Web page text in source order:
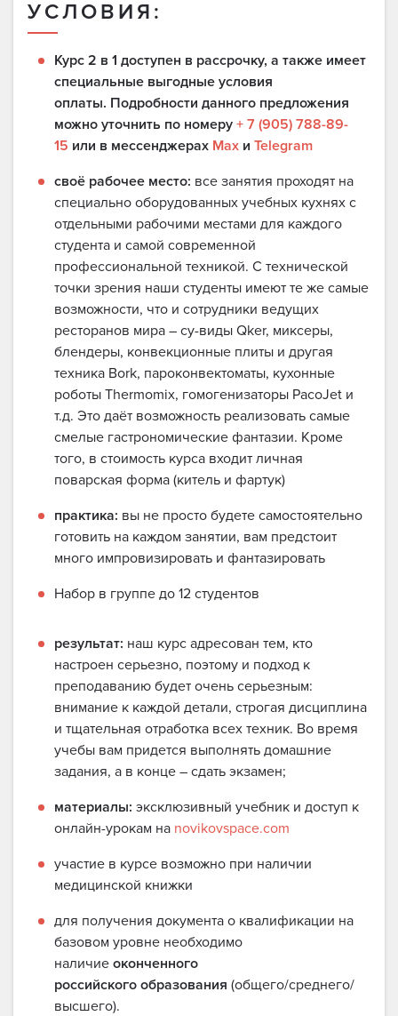
УСЛОВИЯ:
Курс 2 в 1 доступен в рассрочку, а также имеет
специальные выгодные условия
оплаты. Подробности данного предложения
можно уточнить по номеру + 7 (905) 788-89-
15 или в мессенджерах Max и Telegram
своё рабочее место: все занятия проходят на
специально оборудованных учебных кухнях с
отдельными рабочими местами для каждого
студента и самой современной
профессиональной техникой. С технической
точки зрения наши студенты имеют те же самые
возможности, что и сотрудники ведущих
ресторанов мира – су-виды Qker, миксеры,
блендеры, конвекционные плиты и другая
техника Bork, пароконвектоматы, кухонные
роботы Thermomix, гомогенизаторы PacoJet и
т.д. Это даёт возможность реализовать самые
смелые гастрономические фантазии. Кроме
того, в стоимость курса входит личная
поварская форма (китель и фартук)
практика: вы не просто будете самостоятельно
готовить на каждом занятии, вам предстоит
много импровизировать и фантазировать
Набор в группе до 12 студентов
результат: наш курс адресован тем, кто
настроен серьезно, поэтому и подход к
преподаванию будет очень серьезным:
внимание к каждой детали, строгая дисциплина
и тщательная отработка всех техник. Во время
учебы вам придется выполнять домашние
задания, а в конце – сдать экзамен;
материалы: эксклюзивный учебник и доступ к
онлайн-урокам на novikovspace.com
участие в курсе возможно при наличии
медицинской книжки
для получения документа о квалификации на
базовом уровне необходимо
наличие оконченного
российского образования (общего/среднего/
высшего).